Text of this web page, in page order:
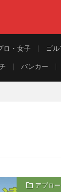
ロ・女子 ゴ
バンカー
アプロ